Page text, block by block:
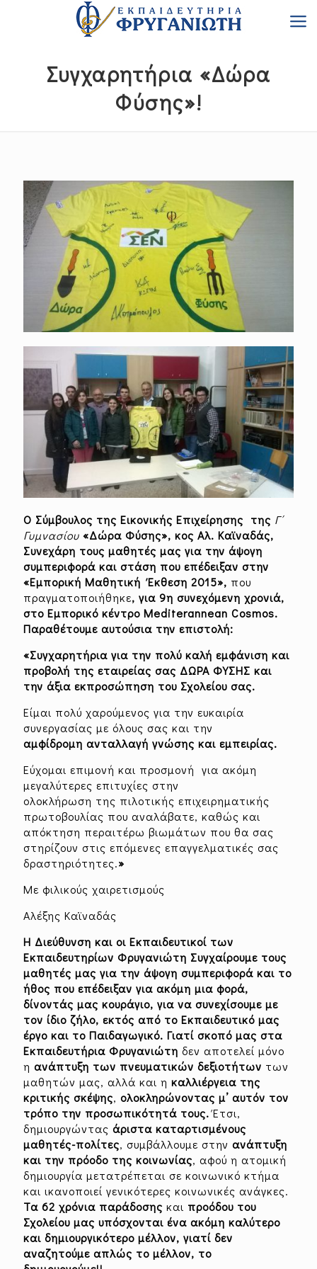
Συγχαρητήρια «Δώρα
Φύσης»!
Ο Σύμβουλος της Eικονικής Eπιχείρησης της Γ΄
Γυμνασίου «Δώρα Φύσης», κος Αλ. Καϊναδάς,
Συνεχάρη τους μαθητές μας για την άψογη
συμπεριφορά και στάση που επέδειξαν στην
«Εμπορική Μαθητική Έκθεση 2015», που
πραγματοποιήθηκε, για 9η συνεχόμενη χρονιά,
στο Εμπορικό κέντρο Mediterannean Cosmos.
Παραθέτουμε αυτούσια την επιστολή:
«Συγχαρητήρια για την πολύ καλή εμφάνιση και
προβολή της εταιρείας σας ΔΩΡΑ ΦΥΣΗΣ και
την άξια εκπροσώπηση του Σχολείου σας.
Είμαι πολύ χαρούμενος για την ευκαιρία
συνεργασίας με όλους σας και την
αμφίδρομη ανταλλαγή γνώσης και εμπειρίας.
Εύχομαι επιμονή και προσμονή για ακόμη
μεγαλύτερες επιτυχίες στην
ολοκλήρωση της πιλοτικής επιχειρηματικής
πρωτοβουλίας που αναλάβατε, καθώς και
απόκτηση περαιτέρω βιωμάτων που θα σας
στηρίζουν στις επόμενες επαγγελματικές σας
δραστηριότητες.»
Με φιλικούς χαιρετισμούς
Αλέξης Καϊναδάς
Η Διεύθυνση και οι Εκπαιδευτικοί των
Εκπαιδευτηρίων Φρυγανιώτη Συγχαίρουμε τους
μαθητές μας για την άψογη συμπεριφορά και το
ήθος που επέδειξαν για ακόμη μια φορά,
δίνοντάς μας κουράγιο, για να συνεχίσουμε με
τον ίδιο ζήλο, εκτός από το Εκπαιδευτικό μας
έργο και το Παιδαγωγικό. Γιατί σκοπό μας στα
Εκπαιδευτήρια Φρυγανιώτη δεν αποτελεί μόνο
η ανάπτυξη των πνευματικών δεξιοτήτων των
μαθητών μας, αλλά και η καλλιέργεια της
κριτικής σκέψης, ολοκληρώνοντας μ’ αυτόν τον
τρόπο την προσωπικότητά τους.Έτσι,
δημιουργώντας άριστα καταρτισμένους
μαθητές-πολίτες, συμβάλλουμε στην ανάπτυξη
και την πρόοδο της κοινωνίας, αφού η ατομική
δημιουργία μετατρέπεται σε κοινωνικό κτήμα
και ικανοποιεί γενικότερες κοινωνικές ανάγκες.
Τα 62 χρόνια παράδοσης και προόδου του
Σχολείου μας υπόσχονται ένα ακόμη καλύτερο
και δημιουργικότερο μέλλον, γιατί δεν
αναζητούμε απλώς το μέλλον, το